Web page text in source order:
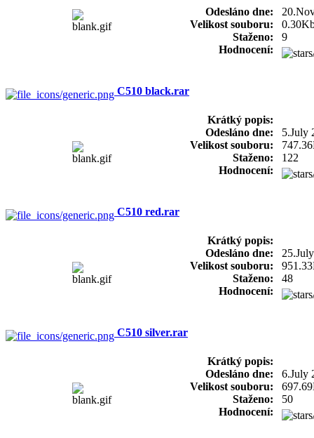
Odesláno dne:
Velikost souboru:
Staženo:
9
Hodnocení:
C510 black.rar
Krátký popis:
Odesláno dne:
5.July
Velikost souboru:
Staženo:
122
Hodnocení:
C510 red.rar
Krátký popis:
Odesláno dne:
Velikost souboru:
Staženo:
48
Hodnocení:
C510 silver.rar
Krátký popis:
Odesláno dne:
6.July
Velikost souboru:
Staženo:
50
Hodnocení: